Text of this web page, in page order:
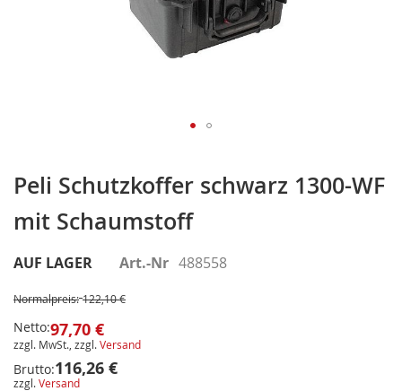
Peli Schutzkoffer schwarz 1300-WF
mit Schaumstoff
AUF LAGER Art.-Nr 488558
Normalpreis: 122,10 €
Netto:97,70 €
zzgl. MwSt., zzgl.Versand
Brutto:116,26 €
zzgl.Versand
Anfang
der
Bildergalerie